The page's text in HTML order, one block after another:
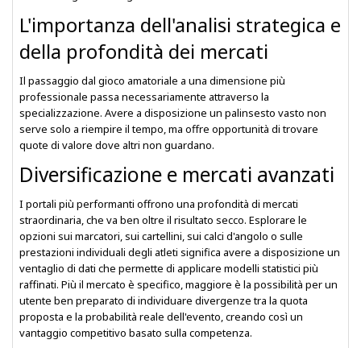
L'importanza dell'analisi strategica e
della profondità dei mercati
Il passaggio dal gioco amatoriale a una dimensione più
professionale passa necessariamente attraverso la
specializzazione. Avere a disposizione un palinsesto vasto non
serve solo a riempire il tempo, ma offre opportunità di trovare
quote di valore dove altri non guardano.
Diversificazione e mercati avanzati
I portali più performanti offrono una profondità di mercati
straordinaria, che va ben oltre il risultato secco. Esplorare le
opzioni sui marcatori, sui cartellini, sui calci d'angolo o sulle
prestazioni individuali degli atleti significa avere a disposizione un
ventaglio di dati che permette di applicare modelli statistici più
raffinati. Più il mercato è specifico, maggiore è la possibilità per un
utente ben preparato di individuare divergenze tra la quota
proposta e la probabilità reale dell'evento, creando così un
vantaggio competitivo basato sulla competenza.